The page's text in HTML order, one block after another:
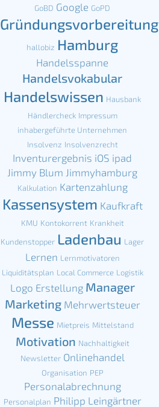
GoBD Google GoPD
Gründungsvorbereitung
hallobiz Hamburg
Handelsspanne
Handelsvokabular
Handelswissen Hausbank
Händlercheck Impressum
inhabergeführte Unternehmen
Insolvenz Insolvenzrecht
Inventurergebnis iOS ipad
Jimmy Blum Jimmyhamburg
Kalkulation Kartenzahlung
Kassensystem Kaufkraft
KMU Kontokorrent Krankheit
Kundenstopper Ladenbau Lager
Lernen Lernmotivatoren
Liquiditätsplan Local Commerce Logistik
Logo Erstellung Manager
Marketing Mehrwertsteuer
Messe Mietpreis Mittelstand
Motivation Nachhaltigkeit
Newsletter Onlinehandel
Organisation PEP
Personalabrechnung
Personalplan Philipp Leingärtner